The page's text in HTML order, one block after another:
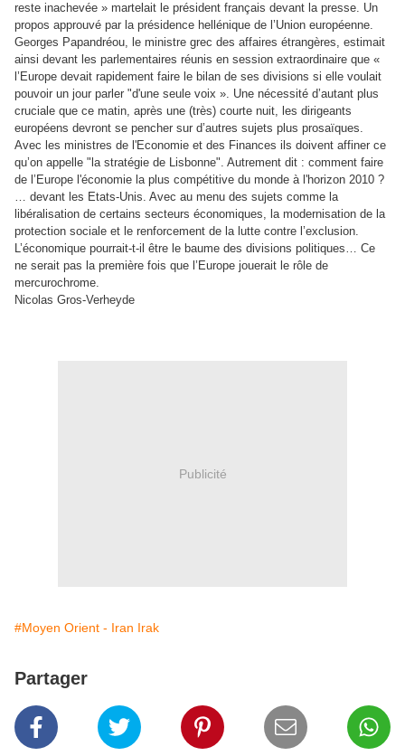
reste inachevée » martelait le président français devant la presse. Un
propos approuvé par la présidence hellénique de l’Union européenne.
Georges Papandréou, le ministre grec des affaires étrangères, estimait
ainsi devant les parlementaires réunis en session extraordinaire que «
l’Europe devait rapidement faire le bilan de ses divisions si elle voulait
pouvoir un jour parler "d'une seule voix ». Une nécessité d’autant plus
cruciale que ce matin, après une (très) courte nuit, les dirigeants
européens devront se pencher sur d’autres sujets plus prosaïques.
Avec les ministres de l'Economie et des Finances ils doivent affiner ce
qu’on appelle "la stratégie de Lisbonne". Autrement dit : comment faire
de l’Europe l'économie la plus compétitive du monde à l'horizon 2010 ?
… devant les Etats-Unis. Avec au menu des sujets comme la
libéralisation de certains secteurs économiques, la modernisation de la
protection sociale et le renforcement de la lutte contre l’exclusion.
L’économique pourrait-t-il être le baume des divisions politiques… Ce
ne serait pas la première fois que l’Europe jouerait le rôle de
mercurochrome.
Nicolas Gros-Verheyde
Publicité
#Moyen Orient - Iran Irak
Partager